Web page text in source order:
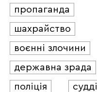
пропаганда
шахрайство
воєнні злочини
державна зрада
поліція
судді